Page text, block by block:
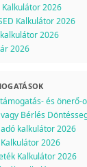
2026
Kalkulátor 2026
2026
2026
és önerő-
Bérlés
kalkulátor 2026
2026
Kalkulátor 2026